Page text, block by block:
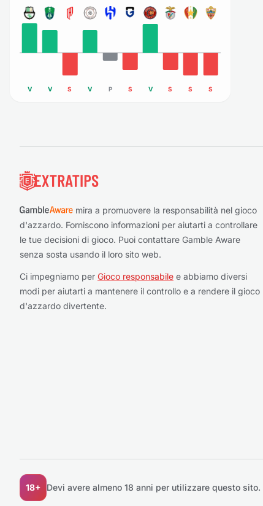
V V S V P S V S S S
mira a promuovere la responsabilità nel gioco
d'azzardo. Forniscono informazioni per aiutarti a controllare
le tue decisioni di gioco. Puoi contattare Gamble Aware
senza sosta usando il loro sito web.
Ci impegniamo per Gioco responsabile e abbiamo diversi
modi per aiutarti a mantenere il controllo e a rendere il gioco
d'azzardo divertente.
18+ Devi avere almeno 18 anni per utilizzare questo sito.